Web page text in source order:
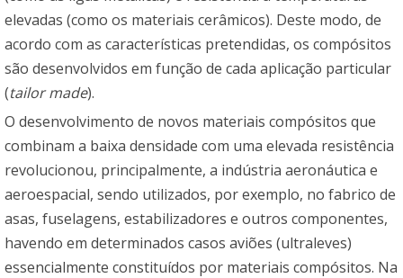
elevadas (como os materiais cerâmicos). Deste modo, de
acordo com as características pretendidas, os compósitos
são desenvolvidos em função de cada aplicação particular
(tailor made).
O desenvolvimento de novos materiais compósitos que
combinam a baixa densidade com uma elevada resistência
revolucionou, principalmente, a indústria aeronáutica e
aeroespacial, sendo utilizados, por exemplo, no fabrico de
asas, fuselagens, estabilizadores e outros componentes,
havendo em determinados casos aviões (ultraleves)
essencialmente constituídos por materiais compósitos. Na